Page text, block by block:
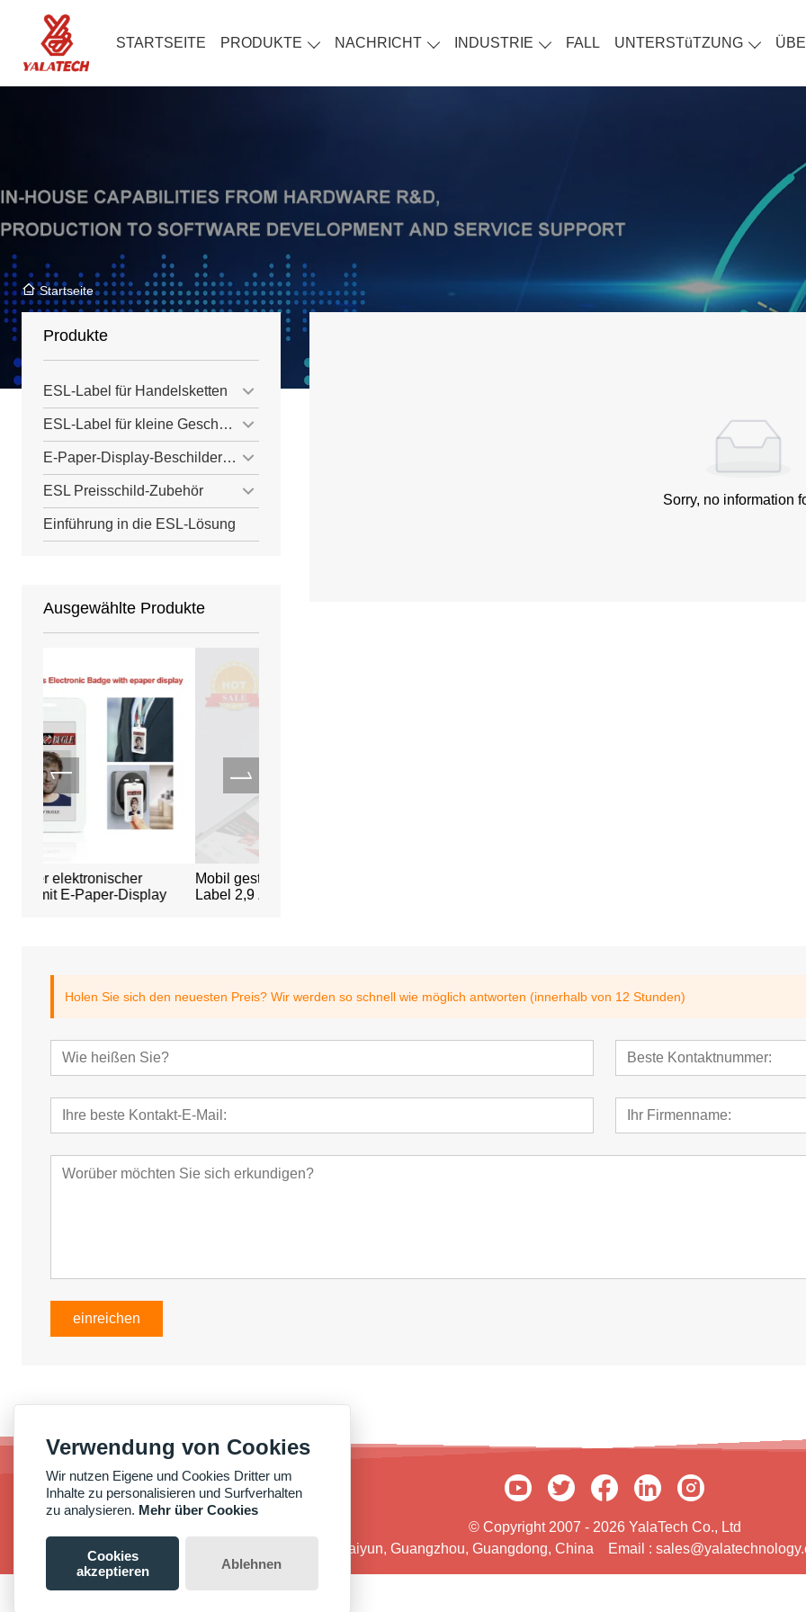
STARTSEITE PRODUKTE NACHRICHT INDUSTRIE FALL UNTERSTüTZUNG
Startseite
Produkte
ESL-Label für Handelsketten
ESL-Label für kleine Geschäfte
E-Paper-Display-Beschilderung
ESL Preisschild-Zubehör
Einführung in die ESL-Lösung
Ausgewählte Produkte
Mobil gesteuertes E-Ink Digital
Label 2,9 Zoll
Sorry, no information
Holen Sie sich den neuesten Preis? Wir werden so schnell wie möglich antworten (innerhalb von 12 Stunden)
einreichen
© Copyright 2007 - 2026 YalaTech Co., Ltd
Adresse :
Nr. 38, Qide Road, Bezirk Baiyun, Guangzhou, Guangdong, China Email :
Verwendung von Cookies
Wir nutzen Eigene und Cookies Dritter um
Inhalte zu personalisieren und Surfverhalten
zu analysieren. Mehr über Cookies
Cookies
akzeptieren
Ablehnen